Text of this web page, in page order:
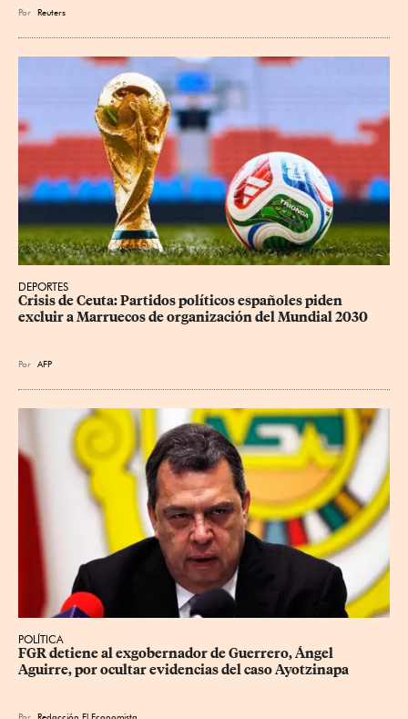
Por Reuters
DEPORTES
Crisis de Ceuta: Partidos políticos españoles piden
excluir a Marruecos de organización del Mundial 2030
Por AFP
POLÍTICA
FGR detiene al exgobernador de Guerrero, Ángel
Aguirre, por ocultar evidencias del caso Ayotzinapa
Por Redacción El Economista